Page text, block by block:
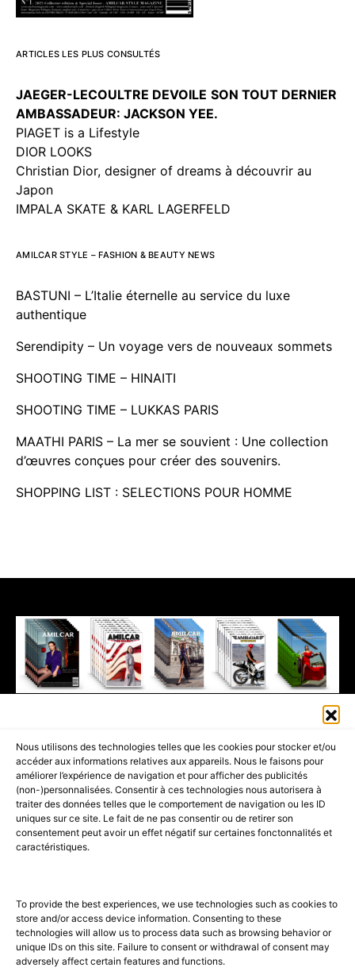
Nous utilisons des technologies telles que les cookies pour stocker et/ou
accéder aux informations relatives aux appareils. Nous le faisons pour
améliorer l’expérience de navigation et pour afficher des publicités
(non-)personnalisées. Consentir à ces technologies nous autorisera à
traiter des données telles que le comportement de navigation ou les ID
uniques sur ce site. Le fait de ne pas consentir ou de retirer son
consentement peut avoir un effet négatif sur certaines fonctonnalités et
caractéristiques.
To provide the best experiences, we use technologies such as cookies to
store and/or access device information. Consenting to these
technologies will allow us to process data such as browsing behavior or
unique IDs on this site. Failure to consent or withdrawal of consent may
adversely affect certain features and functions.
ARTICLES LES PLUS CONSULTÉS
JAEGER-LECOULTRE DEVOILE SON TOUT DERNIER
AMBASSADEUR: JACKSON YEE.
PIAGET is a Lifestyle
DIOR LOOKS
Christian Dior, designer of dreams à découvrir au
Japon
IMPALA SKATE & KARL LAGERFELD
AMILCAR STYLE – FASHION & BEAUTY NEWS
BASTUNI – L’Italie éternelle au service du luxe
authentique
Serendipity – Un voyage vers de nouveaux sommets
SHOOTING TIME – HINAITI
SHOOTING TIME – LUKKAS PARIS
MAATHI PARIS – La mer se souvient : Une collection
d’œuvres conçues pour créer des souvenirs.
SHOPPING LIST : SELECTIONS POUR HOMME
PART OF THEAMILCAR MAGAZINE GROUP.EDITOR - ADVERTISING
AGENCE MEDIANE.
ACCUEIL BEST OF LUXE
35 MAGAZINES
SHOPPING & CONCIERGERIE
Voyages Contact